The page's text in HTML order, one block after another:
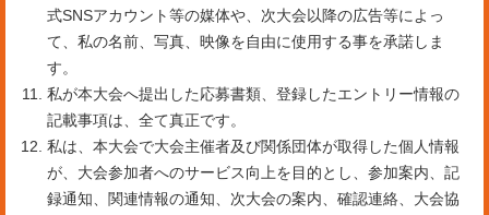
式SNSアカウント等の媒体や、次大会以降の広告等によっ
て、私の名前、写真、映像を自由に使用する事を承諾しま
す。
私が本大会へ提出した応募書類、登録したエントリー情報の
記載事項は、全て真正です。
私は、本大会で大会主催者及び関係団体が取得した個人情報
が、大会参加者へのサービス向上を目的とし、参加案内、記
録通知、関連情報の通知、次大会の案内、確認連絡、大会協